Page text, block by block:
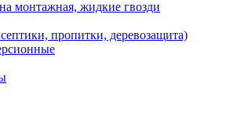
монтажная, жидкие гвозди
пропитки, деревозащита)